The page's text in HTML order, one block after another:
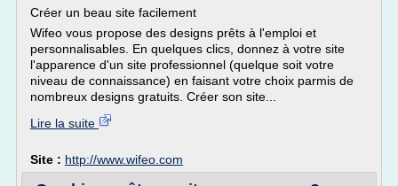
Créer un beau site facilement
Wifeo vous propose des designs prêts à l'emploi et
personnalisables. En quelques clics, donnez à votre site
l'apparence d'un site professionnel (quelque soit votre
niveau de connaissance) en faisant votre choix parmis de
nombreux designs gratuits. Créer son site...
Lire la suite
Site : http://www.wifeo.com